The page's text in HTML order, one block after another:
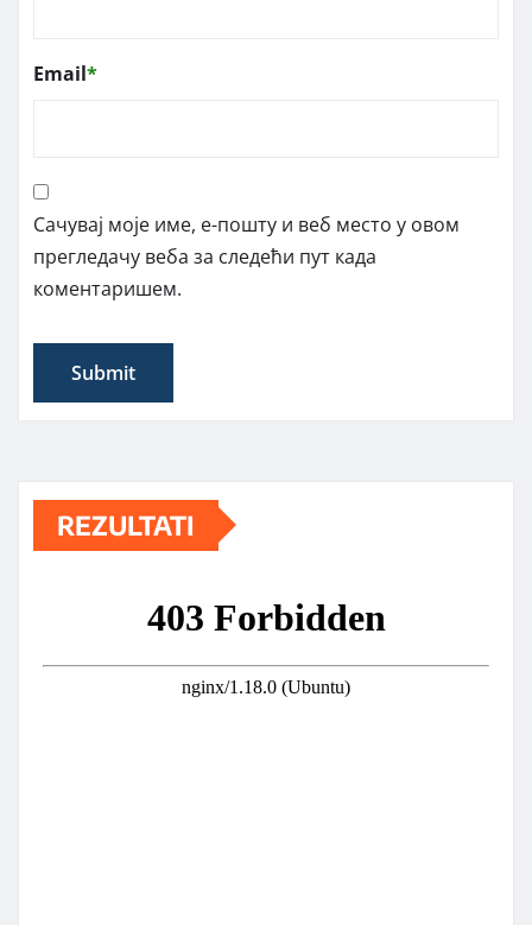
Email*
Сачувај моје име, е-пошту и веб место у овом
прегледачу веба за следећи пут када
коментаришем.
REZULTATI